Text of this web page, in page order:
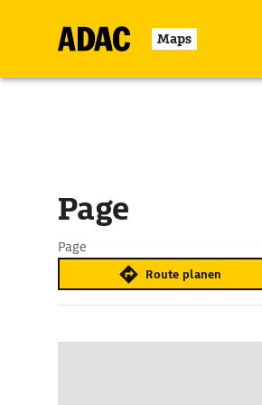
Maps
Page
Page
Route planen